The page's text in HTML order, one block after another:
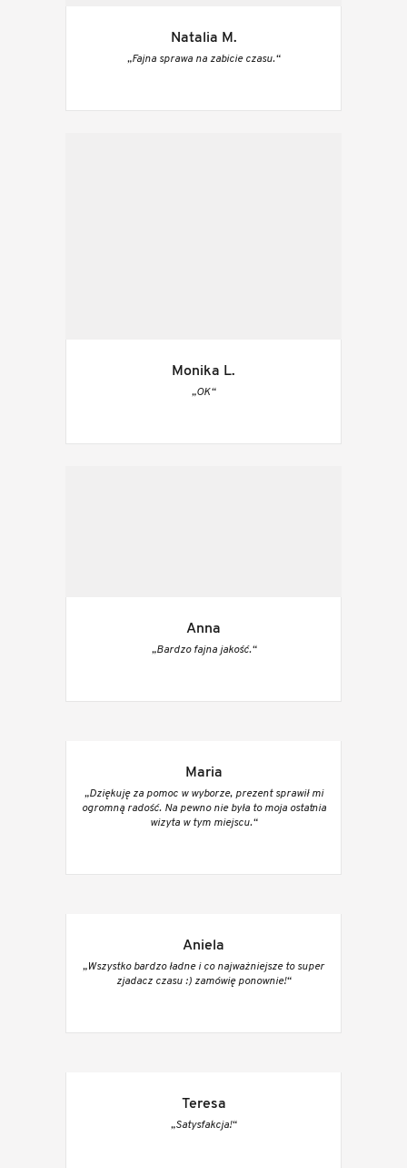
Natalia M.
„Fajna sprawa na zabicie czasu.“
Monika L.
„OK“
Anna
„Bardzo fajna jakość.“
Maria
„Dziękuję za pomoc w wyborze, prezent sprawił mi
ogromną radość. Na pewno nie była to moja ostatnia
wizyta w tym miejscu.“
Aniela
„Wszystko bardzo ładne i co najważniejsze to super
zjadacz czasu :) zamówię ponownie!“
Teresa
„Satysfakcja!“